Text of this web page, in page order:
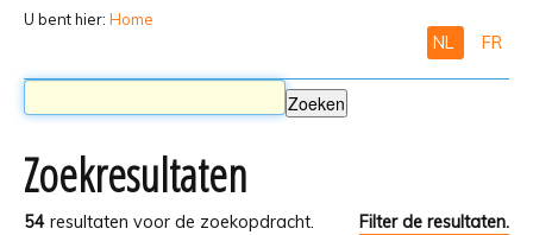
U bent hier: Home
NL FR
Zoekresultaten
54 resultaten voor de zoekopdracht.
Filter de resultaten.